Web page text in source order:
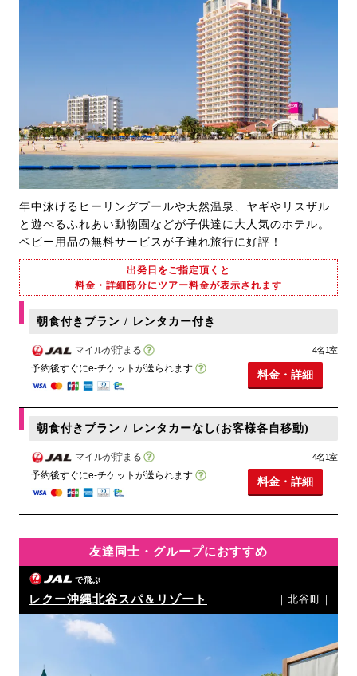
年中泳げるヒーリングプールや天然温泉、ヤギやリスザル
と遊べるふれあい動物園などが子供達に大人気のホテル。
ベビー用品の無料サービスが子連れ旅行に好評！
出発日をご指定頂くと
料金・詳細部分にツアー料金が表示されます
朝食付きプラン / レンタカー付き
マイルが貯まる
予約後すぐにe-チケットが送られます
4名1室
料金・詳細
朝食付きプラン / レンタカーなし(お客様各自移動)
マイルが貯まる
予約後すぐにe-チケットが送られます
4名1室
料金・詳細
友達同士・グループにおすすめ
で飛ぶ
レクー沖縄北谷スパ＆リゾート ｜北谷町｜